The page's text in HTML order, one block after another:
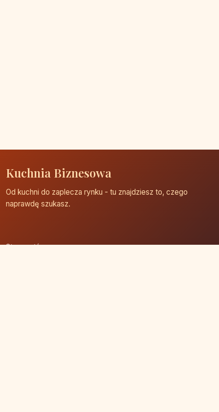
Kuchnia Biznesowa
Od kuchni do zaplecza rynku - tu znajdziesz to, czego
naprawdę szukasz.
Strona główna